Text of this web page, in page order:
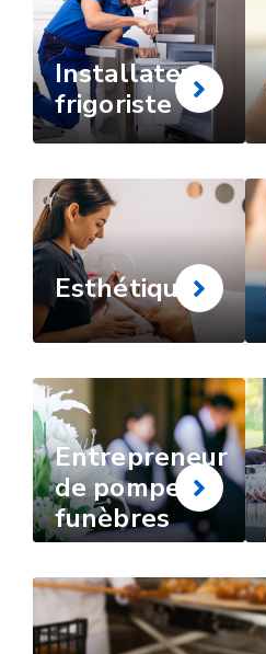
Installateur
frigoriste
Esthétique
Entrepreneur
de pompes
funèbres